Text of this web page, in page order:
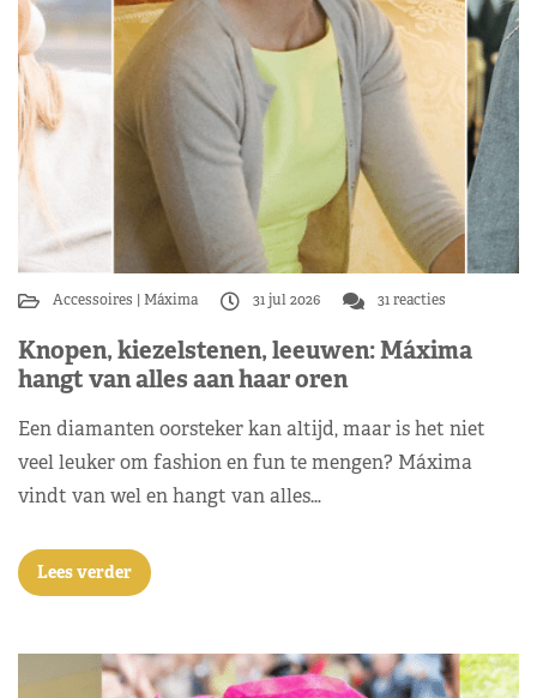
Accessoires Máxima 31 jul 2026 31 reacties
Knopen, kiezelstenen, leeuwen: Máxima
hangt van alles aan haar oren
Een diamanten oorsteker kan altijd, maar is het niet
veel leuker om fashion en fun te mengen? Máxima
vindt van wel en hangt van alles…
Lees verder